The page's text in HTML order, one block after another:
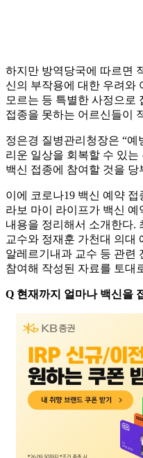
하지만 방역당국에 따르면
신의 부작용에 대한 우려와
모르는 등 특별한 사정으로
접종을 못하는 어르신들이
정은경 질병관리청장은 “
리운 일상을 회복할 수 있
백신 접종에 참여할 것을 당
이에 코로나19 백신 예약
라보 마이 라이프가 백신
내용을 정리해서 소개한다.
교수와 정재훈 가천대 의대
알레르기내과 교수 등 관련
참여해 작성된 자료를 토대
Q 현재까지 얼마나 백신을